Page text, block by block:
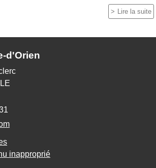
Lire la suite
d'Orien
inapproprié